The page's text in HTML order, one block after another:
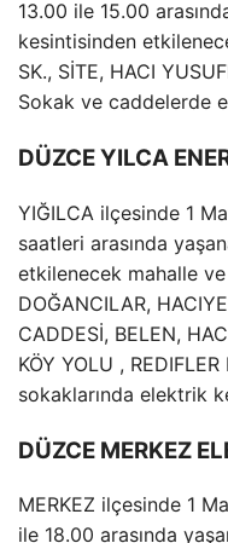
13.00 ile 15.00
kesintisinden
SK., SİTE, HACI
Sokak ve caddelerde
DÜZCE YILCA
YIĞILCA ilçesinde 1
saatleri arasında
etkilenecek mahalle
DOĞANCILAR,
CADDESİ, BELEN,
KÖY YOLU ,
sokaklarında elektrik
DÜZCE MERKEZ
MERKEZ ilçesinde 1
ile 18.00 arasında